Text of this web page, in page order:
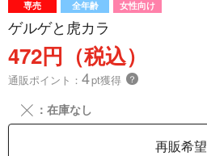
専売 全年齢 女性向け
ゲルゲと虎カラ
472円（税込）
通販ポイント： 4pt獲得 ？
╳ ：在庫なし
再販希望